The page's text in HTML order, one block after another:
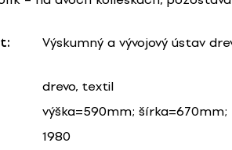
Výskumný a vývojový ústav
drevo, textil
výška=590mm;
1980